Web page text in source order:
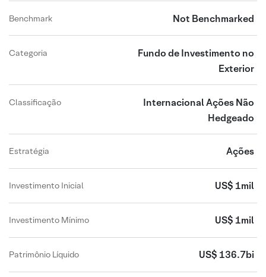
Benchmark Not Benchmarked
Categoria
Fundo de Investimento no
Exterior
Classificação
Internacional Ações Não
Hedgeado
Estratégia Ações
Investimento Inicial US$ 1mil
Investimento Mínimo US$ 1mil
Patrimônio Líquido US$ 136.7bi